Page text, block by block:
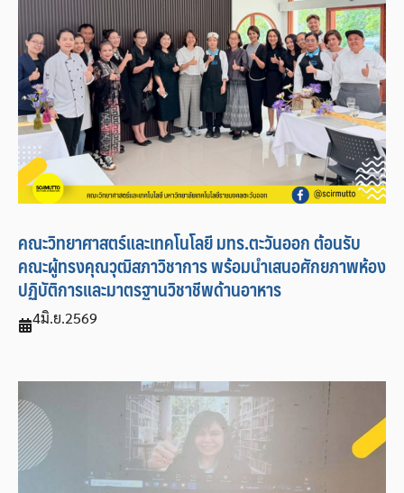
คณะวิทยาศาสตร์และเทคโนโลยี มทร.ตะวันออก ต้อนรับ
คณะผู้ทรงคุณวุฒิสภาวิชาการ พร้อมนำเสนอศักยภาพห้อง
ปฏิบัติการและมาตรฐานวิชาชีพด้านอาหาร
4มิ.ย.2569